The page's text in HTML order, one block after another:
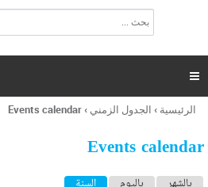
ت
ر
ل
ح
ب

أنت
هنا
الرئيسية › الجدول الزمني ›
Events calendar
Events calendar